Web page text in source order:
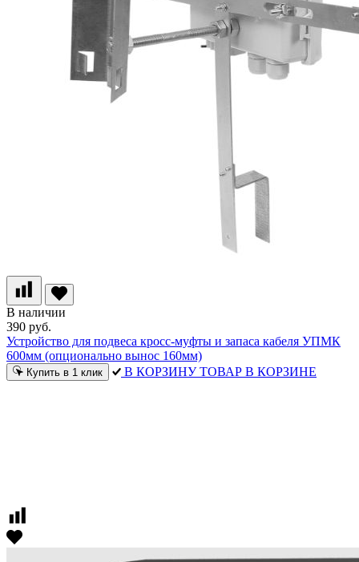
В наличии
390 руб.
Устройство для подвеса кросс-муфты и запаса кабеля УПМК
600мм (опционально вынос 160мм)
Купить в 1 клик В КОРЗИНУ ТОВАР В КОРЗИНЕ